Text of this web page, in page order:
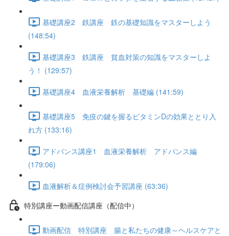
基礎講座2 鉄講座 鉄の基礎知識をマスターしよう
(148:54)
基礎講座3 鉄講座 貧血対策の知識をマスターしよ
う！ (129:57)
基礎講座4 血液栄養解析 基礎編 (141:59)
基礎講座5 免疫の鍵を握るビタミンDの効果ととり入
れ方 (133:16)
アドバンス講座1 血液栄養解析 アドバンス編
(179:06)
血液解析＆症例検討会予習講座 (63:36)
特別講座ー動画配信講座（配信中）
動画配信 特別講座 腸と私たちの健康～ヘルスケアと